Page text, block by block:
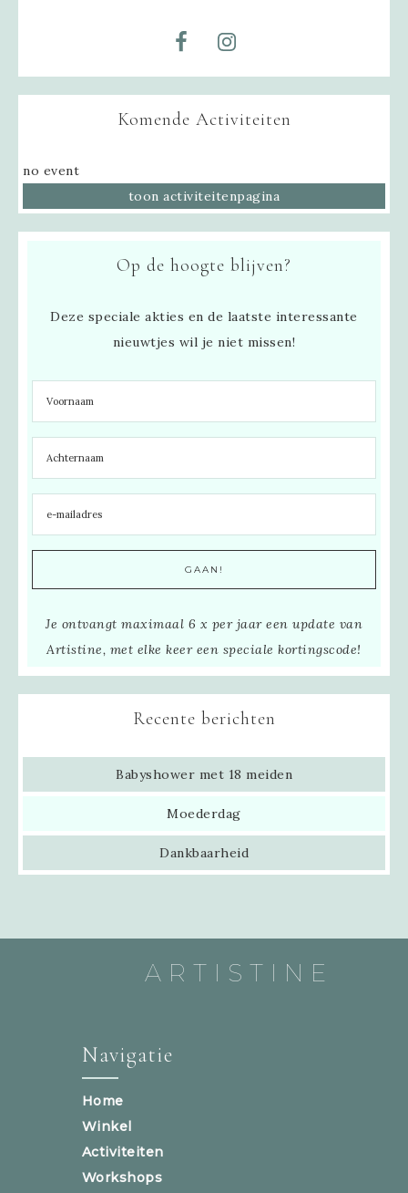
Komende Activiteiten
no event
toon activiteitenpagina
Op de hoogte blijven?
Deze speciale akties en de laatste interessante
nieuwtjes wil je niet missen!
Je ontvangt maximaal 6 x per jaar een update van
Artistine, met elke keer een speciale kortingscode!
Recente berichten
Babyshower met 18 meiden
Moederdag
Dankbaarheid
ARTISTINE
Navigatie
Home
Winkel
Activiteiten
Workshops